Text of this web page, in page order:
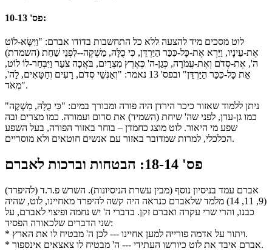
פס' 10-13:
לוט מסכים מיד להצעה ללא כל התחשבות בדודו אברם: "וַיִּשָּׂא-לוֹט
אֶת-עֵינָיו, וַיַּרְא אֶת-כָּל-כִּכַּר הַיַּרְדֵּן, כִּי כֻלָּהּ, מַשְׁקֶה--לִפְנֵי שַׁחֵת (השמדת)
ה', אֶת-סְדֹם וְאֶת-עֲמֹרָה, כְּגַן-ה' כְּאֶרֶץ מִצְרַיִם, בֹּאֲכָה צֹעַר וַיִּבְחַר-לוֹ לוֹט,
אֵת כָּל-כִּכַּר הַיַּרְדֵּן" ובפס' 13 נאמר: "וְאַנְשֵׁי סְדֹם, רָעִים וְחַטָּאִים, לַה',
מְאֹד".
ניתן ללמוד שאזור כיכר הירדן היה פורה ומבורך במים: "כִּי כֻלָּהּ, מַשְׁקֶה"
כמו גן-עדן, לפני שה' שיחת (השמיד) את סדום ועמורה. כמו מצרים ובה
שפע מי היאור. לוט מוצג כחמדן – בוחר באזור הפורה, בעל השפע
הכלכלי, למרות שמדובר באזור עם אנשים חוטאים ולא מוסריים.
פס' 18-14: הבטחות וברכות לאברם
אברם עמד בניסיון נוסף (מבין עשרת הניסיונות). השרש פ.ר.ד (להיפרד)
(9, 11, 14) מלמד שלאברם כנראה היה קשה להיפרד מאחיינו, לוט, שהיה
כבנו, והרי שרי עקרה ואברם זקן. בדברי ה' יש נחמה ופיצוי לאברם, על
שני הדברים שלכאורה הפסיד:
* ויתור על אדמה פורייה למען אחיינו --- לכן ה' מבטיח לו את הארץ.
* אברם איבד את לוט כיורשו העתידי --- ה' מבטיח לו צאצאים אינספור.